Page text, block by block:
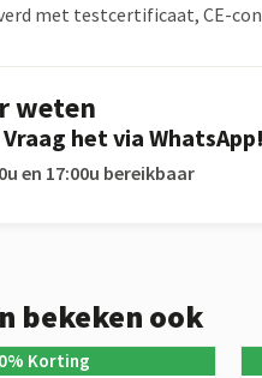
met testcertificaat, CE-
weten
het via WhatsApp!
en 17:00u bereikbaar
bekeken ook
% Korting